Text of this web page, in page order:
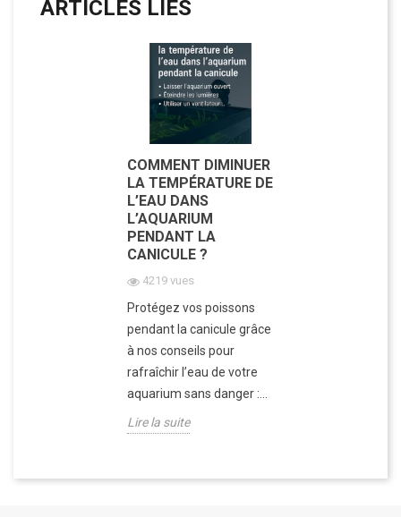
ARTICLES LIÉS
COMMENT DIMINUER
LA TEMPÉRATURE DE
L’EAU DANS
L’AQUARIUM
PENDANT LA
CANICULE ?
4219 vues
Protégez vos poissons
pendant la canicule grâce
à nos conseils pour
rafraîchir l’eau de votre
aquarium sans danger :...
Lire la suite